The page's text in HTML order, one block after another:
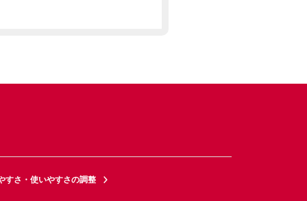
すさ・使いやすさの調整